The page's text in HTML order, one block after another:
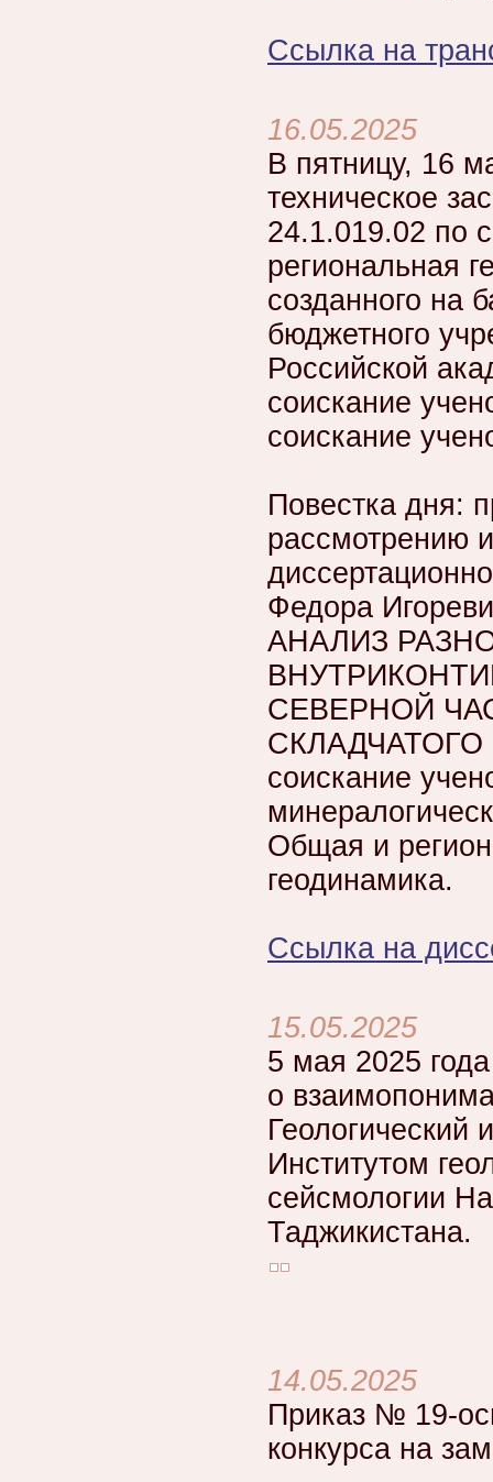
Ссылка на
16.05.2025
В пятницу, 16
техническое
24.1.019.02 по
региональная
созданного на
бюджетного
Российской
соискание
соискание
Повестка дня:
рассмотрению
Федора
АНАЛИЗ
СЕВЕРНОЙ
СКЛАДЧАТОГО
соискание
Общая и
геодинамика.
Ссылка на
15.05.2025
5 мая 2025
о
Геологический
Институтом
сейсмологии
Таджикистана.
14.05.2025
Приказ № 19-
конкурса на